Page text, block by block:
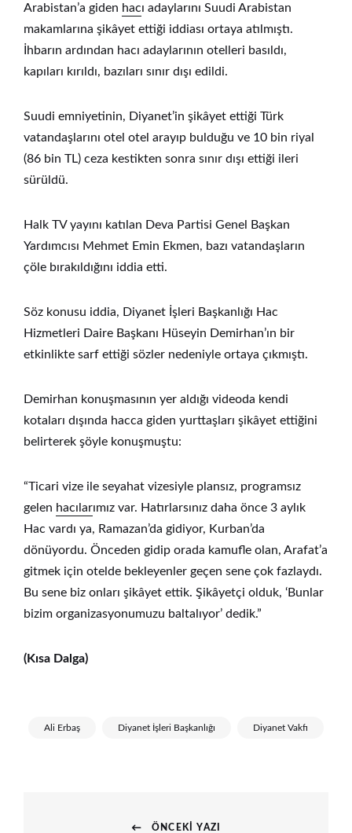
Arabistan’a giden hacı adaylarını Suudi Arabistan
makamlarına şikâyet ettiği iddiası ortaya atılmıştı.
İhbarın ardından hacı adaylarının otelleri basıldı,
kapıları kırıldı, bazıları sınır dışı edildi.
Suudi emniyetinin, Diyanet’in şikâyet ettiği Türk
vatandaşlarını otel otel arayıp bulduğu ve 10 bin riyal
(86 bin TL) ceza kestikten sonra sınır dışı ettiği ileri
sürüldü.
Halk TV yayını katılan Deva Partisi Genel Başkan
Yardımcısı Mehmet Emin Ekmen, bazı vatandaşların
çöle bırakıldığını iddia etti.
Söz konusu iddia, Diyanet İşleri Başkanlığı Hac
Hizmetleri Daire Başkanı Hüseyin Demirhan’ın bir
etkinlikte sarf ettiği sözler nedeniyle ortaya çıkmıştı.
Demirhan konuşmasının yer aldığı videoda kendi
kotaları dışında hacca giden yurttaşları şikâyet ettiğini
belirterek şöyle konuşmuştu:
“Ticari vize ile seyahat vizesiyle plansız, programsız
gelen hacılarımız var. Hatırlarsınız daha önce 3 aylık
Hac vardı ya, Ramazan’da gidiyor, Kurban’da
dönüyordu. Önceden gidip orada kamufle olan, Arafat’a
gitmek için otelde bekleyenler geçen sene çok fazlaydı.
Bu sene biz onları şikâyet ettik. Şikâyetçi olduk, ‘Bunlar
bizim organizasyonumuzu baltalıyor’ dedik.”
(Kısa Dalga)
Ali Erbaş Diyanet İşleri Başkanlığı Diyanet Vakfı
ÖNCEKI YAZI